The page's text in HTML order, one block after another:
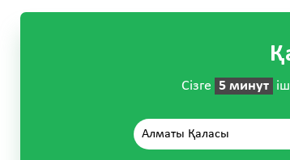
Сізге 5 минут
Алматы Қаласы